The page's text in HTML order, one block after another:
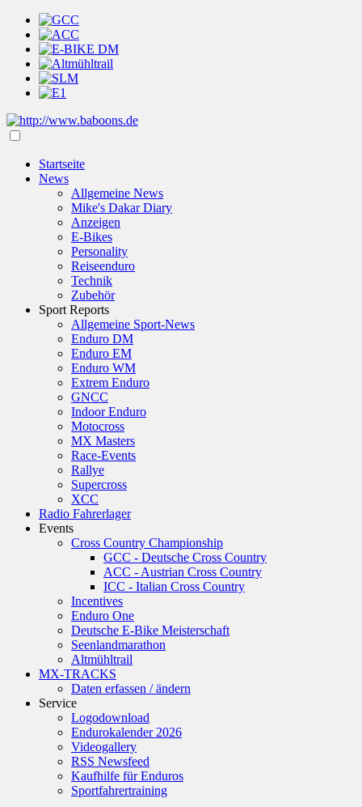
Startseite
News
Allgemeine News
Mike's Dakar Diary
Anzeigen
E-Bikes
Personality
Reiseenduro
Technik
Zubehör
Sport Reports
Allgemeine Sport-News
Enduro DM
Enduro EM
Enduro WM
Extrem Enduro
GNCC
Indoor Enduro
Motocross
MX Masters
Race-Events
Rallye
Supercross
XCC
Radio Fahrerlager
Events
Cross Country Championship
GCC - Deutsche Cross Country
ACC - Austrian Cross Country
ICC - Italian Cross Country
Incentives
Enduro One
Deutsche E-Bike Meisterschaft
Seenlandmarathon
Altmühltrail
MX-TRACKS
Daten erfassen / ändern
Service
Logodownload
Endurokalender 2026
Videogallery
RSS Newsfeed
Kaufhilfe für Enduros
Sportfahrertraining